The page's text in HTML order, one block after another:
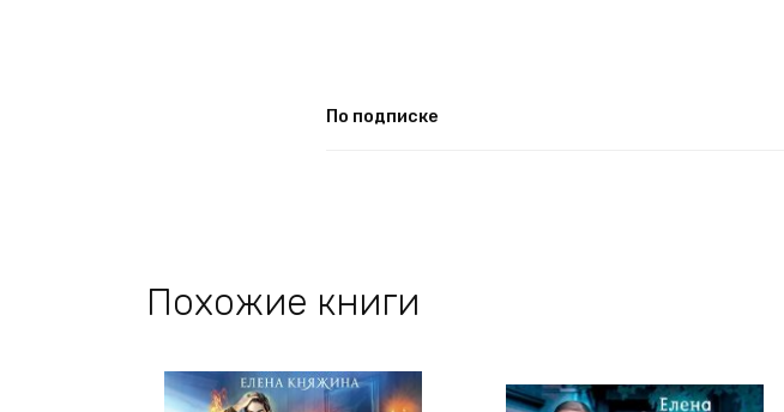
По подписке
Похожие книги